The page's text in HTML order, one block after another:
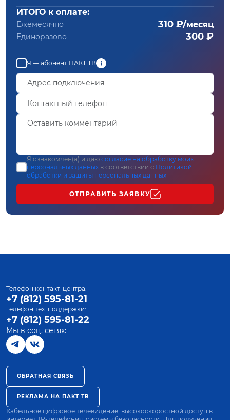
ИТОГО к оплате:
Ежемесячно 310 ₽/месяц
Единоразово 300 ₽
Я — абонент ПАКТ ТВ
Я ознакомлен(а) и даю согласие на обработку моих
персональных данных в соответствии с Политикой
обработки и защиты персональных данных
ОТПРАВИТЬ ЗАЯВКУ
Телефон контакт-центра:
+7 (812) 595-81-21
Телефон тех. поддержки:
+7 (812) 595-81-22
Мы в соц. сетях:
ОБРАТНАЯ СВЯЗЬ
РЕКЛАМА НА ПАКТ ТВ
Кабельное цифровое телевидение, высокоскоростной доступ в